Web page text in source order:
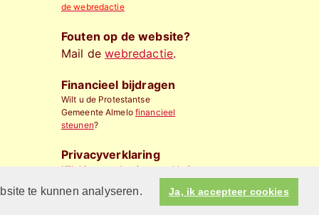
te kunnen analyseren. Ja, ik accepteer cookies
de webredactie
Fouten op de website?
Mail dewebredactie.
Financieel bijdragen
Wilt u de Protestantse
Gemeente Almelo financieel
steunen?
Privacyverklaring
Kijk hier voor de privacyverklaring